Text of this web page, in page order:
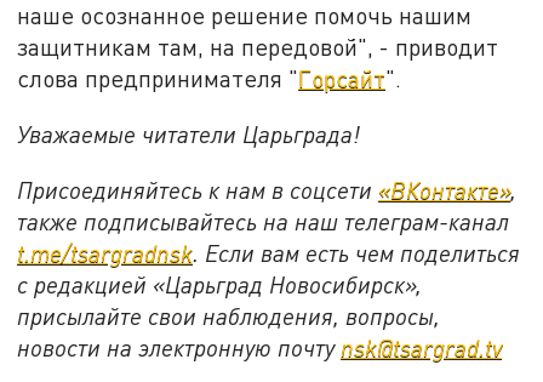
наше осознанное решение помочь нашим
защитникам там, на передовой", - приводит
слова предпринимателя "Горсайт".
Уважаемые читатели Царьграда!
Присоединяйтесь к нам в соцсети «ВКонтакте»,
также подписывайтесь на наш телеграм-канал
t.me/tsargradnsk. Если вам есть чем поделиться
с редакцией «Царьград Новосибирск»,
присылайте свои наблюдения, вопросы,
новости на электронную почту nsk@tsargrad.tv